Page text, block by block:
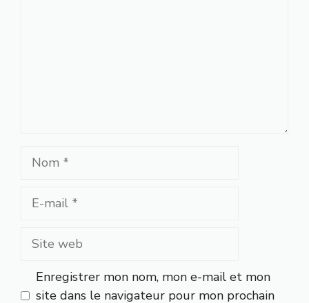
Nom
Site
Enregistrer mon nom, mon e-mail et mon
site dans le navigateur pour mon prochain